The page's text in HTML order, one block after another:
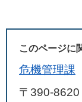
このページに
危機管理課
〒390-8620